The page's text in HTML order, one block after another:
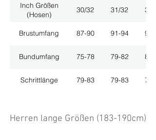
Inch Größen
(Hosen)
30/32 31/32 33/
Brustumfang 87-90 91-94 95-
Bundumfang 75-78 79-82 83-
Schrittlänge 79-83 79-83 79-
Herren lange Größen (183-190cm)